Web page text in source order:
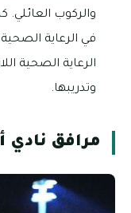
والركوب
في الرعاية
الرعاية الصحية
وتدريبها.
مرافق نادي